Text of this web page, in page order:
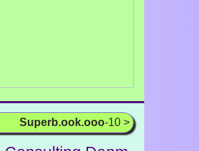
Superb.ook.ooo-10 >